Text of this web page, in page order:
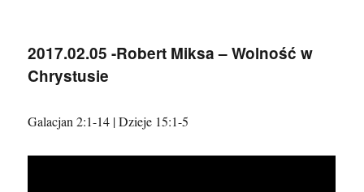
2017.02.05 -Robert Miksa – Wolność w
Chrystusie
Galacjan 2:1-14 | Dzieje 15:1-5